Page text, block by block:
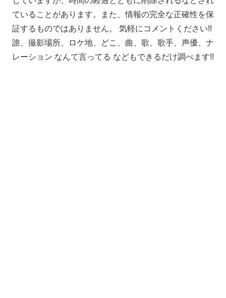
ていることがあります。また、情報の完全な正確性を保
証するものではありません。 気軽にコメントください!!
誰、撮影場所、ロケ地、どこ、曲、歌、歌手、声優、ナ
レーション なんて言ってる などもできるだけ調べます!!